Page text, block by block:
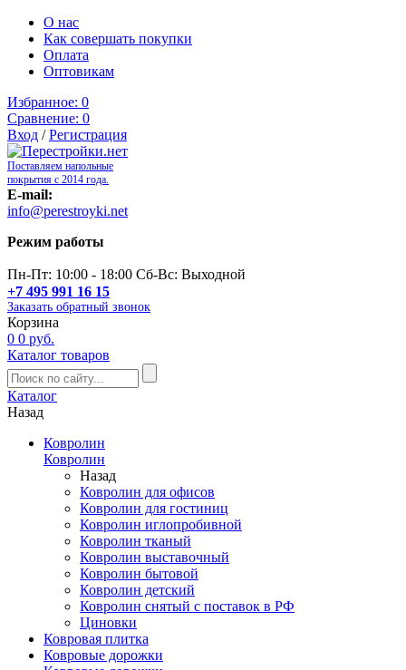
О нас
Как совершать покупки
Оплата
Оптовикам
Избранное: 0
Сравнение: 0
Вход /Регистрация
Поставляем напольные
покрытия с 2014 года.
E-mail:
info@perestroyki.net
Режим работы
Пн-Пт: 10:00 - 18:00 Сб-Вс: Выходной
+7 495 991 16 15
Заказать обратный звонок
Корзина
0 0 руб.
Каталог товаров
Каталог
Назад
Ковролин
Ковролин
Назад
Ковролин для офисов
Ковролин для гостиниц
Ковролин иглопробивной
Ковролин тканый
Ковролин выставочный
Ковролин бытовой
Ковролин детский
Ковролин снятый с поставок в РФ
Циновки
Ковровая плитка
Ковровые дорожки